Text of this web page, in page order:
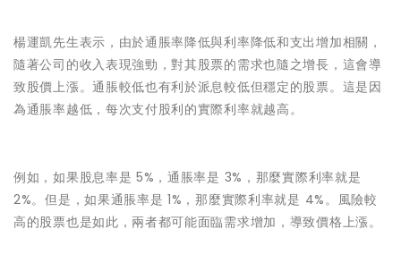
楊運凱先生表示，由於通脹率降低與利率降低和支出增加相關，
隨著公司的收入表現強勁，對其股票的需求也隨之增長，這會導
致股價上漲。通脹較低也有利於派息較低但穩定的股票。這是因
為通脹率越低，每次支付股利的實際利率就越高。
例如，如果股息率是 5%，通脹率是 3%，那麼實際利率就是
2%。但是，如果通脹率是 1%，那麼實際利率就是 4%。風險較
高的股票也是如此，兩者都可能面臨需求增加，導致價格上漲。